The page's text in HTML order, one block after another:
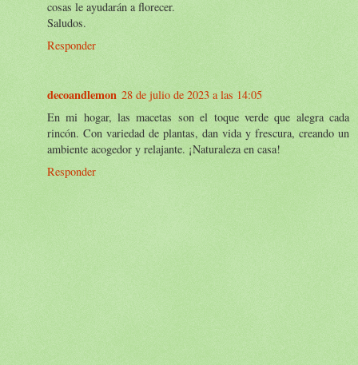
cosas le ayudarán a florecer.
Saludos.
Responder
decoandlemon 28 de julio de 2023 a las 14:05
En mi hogar, las macetas son el toque verde que alegra cada
rincón. Con variedad de plantas, dan vida y frescura, creando un
ambiente acogedor y relajante. ¡Naturaleza en casa!
Responder